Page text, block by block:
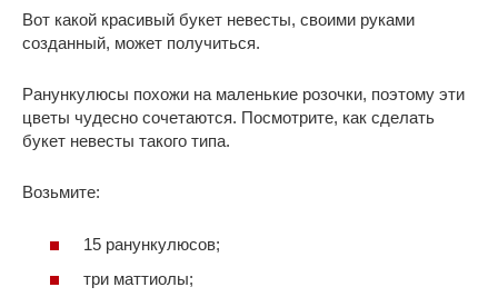
Вот какой красивый букет невесты, своими руками
созданный, может получиться.
Ранункулюсы похожи на маленькие розочки, поэтому эти
цветы чудесно сочетаются. Посмотрите, как сделать
букет невесты такого типа.
Возьмите:
15 ранункулюсов;
три маттиолы;